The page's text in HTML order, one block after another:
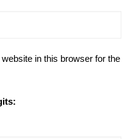
in this browser for the